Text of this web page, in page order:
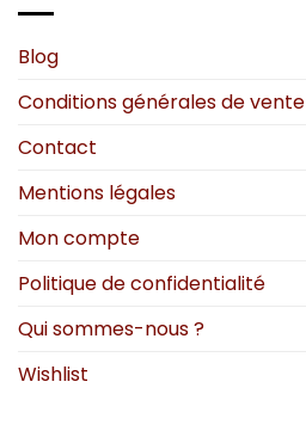
Blog
Conditions générales de vente
Contact
Mentions légales
Mon compte
Politique de confidentialité
Qui sommes-nous ?
Wishlist